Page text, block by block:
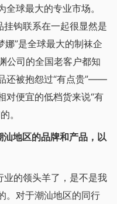
球最大的专业市场。
挂钩联系在一起很显然是
娜”是全球最大的制袜企
公司的全国老客户都知
还被抱怨过“有点贵”——
对便宜的低档货来说“有
。
地区的品牌和产品，以
的领头羊了，是不是我
。对于潮汕地区的同行